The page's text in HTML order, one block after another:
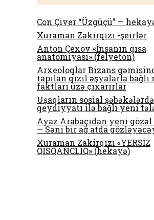
Con Çiver “Üzgüçü” —
Xuraman Zakirqızı -şeirlər
Anton Çexov «İnsanın qısa
anatomiyası» (felyeton)
Arxeoloqlar Bizans
tapılan qızıl əşyalarla bağlı
faktları üzə çıxarırlar
Uşaqların sosial şəbəkələrdə
qeydiyyatı ilə bağlı yeni
Ayaz Arabaçıdan yeni
— Səni bir ağ atda
Xuraman Zakirqızı «YERSİZ
QISQANCLIQ» (hekayə)